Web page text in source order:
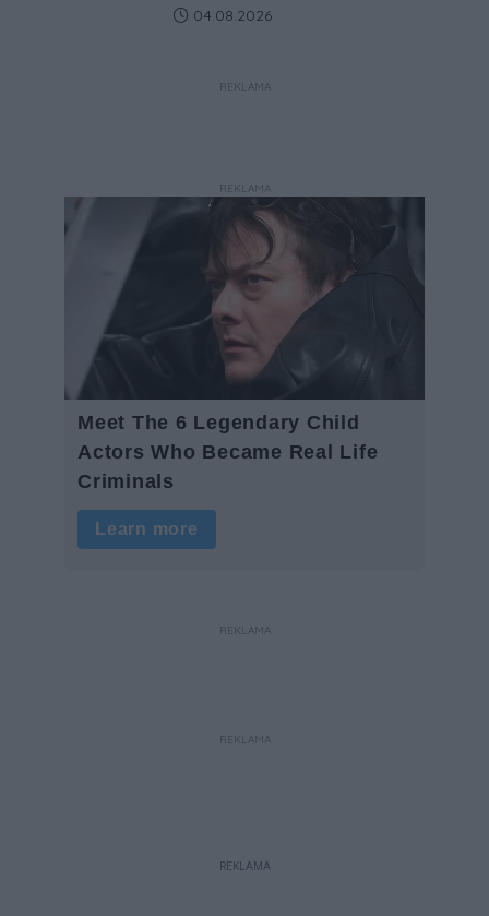
rosyjskim zagrożeniu rząd
w jeden system.
Data dodania artykułu:
04.08.2026
REKLAMA
REKLAMA
REKLAMA
REKLAMA
REKLAMA